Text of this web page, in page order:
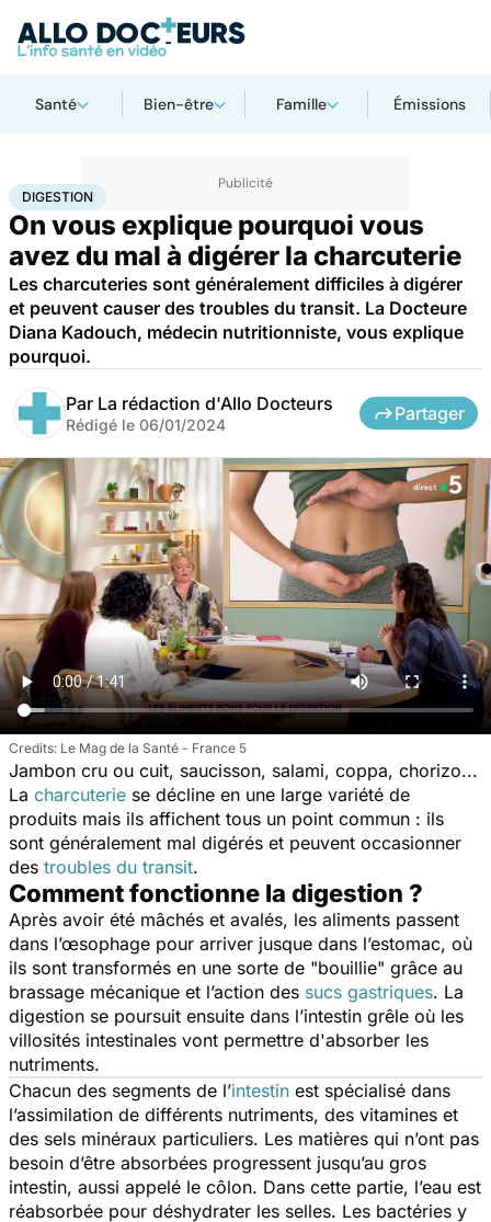
Santé Bien-être Famille Émissions
AccueilBien-être Digestion
DIGESTION
On vous explique pourquoi vous
avez du mal à digérer la charcuterie
Les charcuteries sont généralement difficiles à digérer
et peuvent causer des troubles du transit. La Docteure
Diana Kadouch, médecin nutritionniste, vous explique
pourquoi.
Par La rédaction d'Allo Docteurs
Rédigé le 06/01/2024
Partager
Le Mag de la Santé - France 5
Jambon cru ou cuit, saucisson, salami, coppa, chorizo...
La charcuterie se décline en une large variété de
produits mais ils affichent tous un point commun : ils
sont généralement mal digérés et peuvent occasionner
des troubles du transit.
Comment fonctionne la digestion ?
Après avoir été mâchés et avalés, les aliments passent
dans l’œsophage pour arriver jusque dans l’estomac, où
ils sont transformés en une sorte de "bouillie" grâce au
brassage mécanique et l’action des sucs gastriques. La
digestion se poursuit ensuite dans l’intestin grêle où les
villosités intestinales vont permettre d'absorber les
nutriments.
Chacun des segments de l’intestin est spécialisé dans
l’assimilation de différents nutriments, des vitamines et
des sels minéraux particuliers. Les matières qui n’ont pas
besoin d’être absorbées progressent jusqu’au gros
intestin, aussi appelé le côlon. Dans cette partie, l’eau est
réabsorbée pour déshydrater les selles. Les bactéries y